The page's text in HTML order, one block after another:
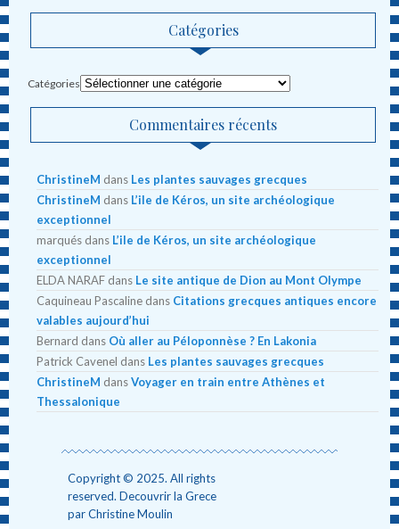
Catégories
Catégories
Commentaires récents
ChristineM dans Les plantes sauvages grecques
ChristineM dans L’ile de Kéros, un site archéologique
exceptionnel
marqués dans L’ile de Kéros, un site archéologique
exceptionnel
ELDA NARAF dans Le site antique de Dion au Mont Olympe
Caquineau Pascaline dans Citations grecques antiques encore
valables aujourd’hui
Bernard dans Où aller au Péloponnèse ? En Lakonia
Patrick Cavenel dans Les plantes sauvages grecques
ChristineM dansVoyager en train entre Athènes et
Thessalonique
Copyright © 2025. All rights
reserved. Decouvrir la Grece
par Christine Moulin